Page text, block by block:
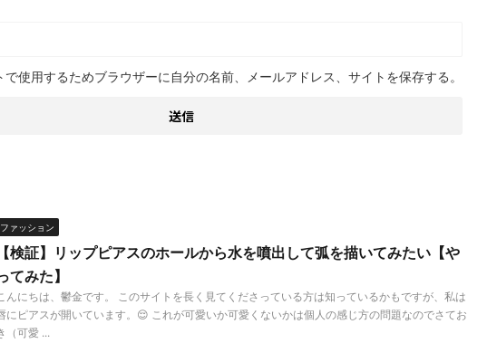
で使用するためブラウザーに自分の名前、メールアドレス、サイトを保存する。
ファッション
【検証】リップピアスのホールから水を噴出して弧を描いてみたい【や
てみた】
んにちは、鬱金です。 このサイトを長く見てくださっている方は知っているかもですが、私は
にピアスが開いています。😌 これが可愛いか可愛くないかは個人の感じ方の問題なのでさてお
（可愛 ...